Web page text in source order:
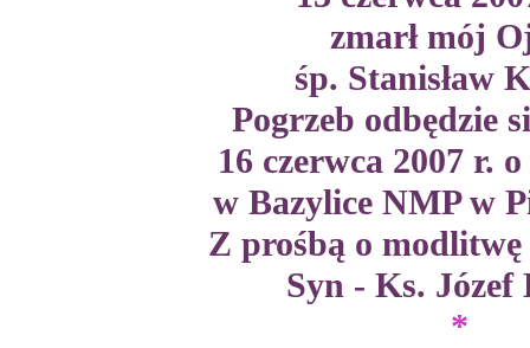
zmarł mój
śp. Stanisław
Pogrzeb odbędzie
16 czerwca 2007 r.
w Bazylice NMP w
Z prośbą o modlitwę
Syn - Ks. Józef
*